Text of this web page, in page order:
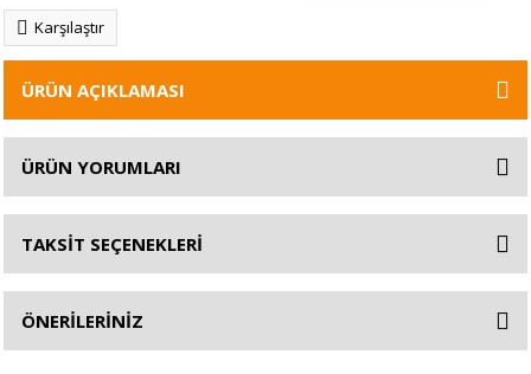
Karşılaştır
ÜRÜN AÇIKLAMASI
ÜRÜN YORUMLARI
TAKSİT SEÇENEKLERİ
ÖNERİLERİNİZ